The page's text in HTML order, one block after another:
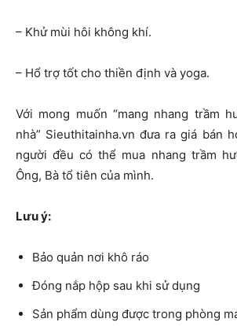
– Khử mùi hôi không khí.
– Hổ trợ tốt cho thiền định và yoga.
Với mong muốn “mang nhang trầm
nhà” Sieuthitainha.vn đưa ra giá bán
người đều có thể mua nhang trầm
Ông, Bà tổ tiên của mình.
Lưu ý:
Bảo quản nơi khô ráo
Đóng nắp hộp sau khi sử dụng
Sản phẩm dùng được trong phòng